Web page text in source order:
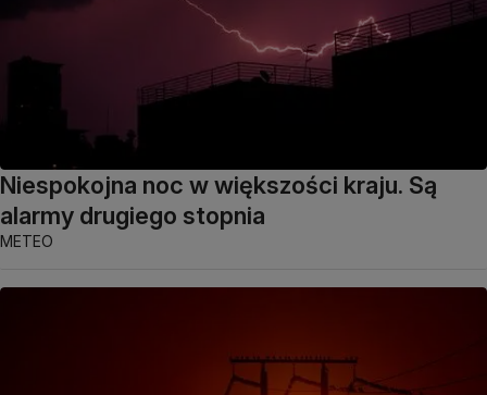
Niespokojna noc w większości kraju. Są
alarmy drugiego stopnia
METEO